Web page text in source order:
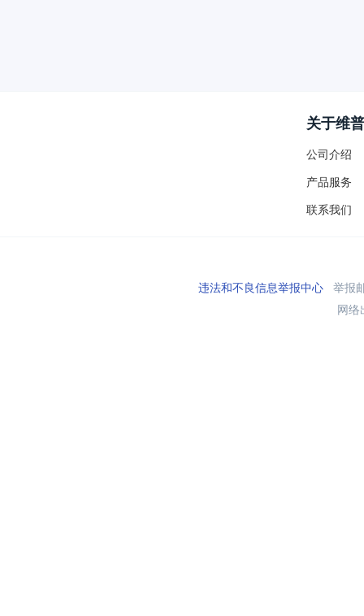
关于维普
公司介绍
产品服务
联系我们
违法和不良信息举报中心举报
网